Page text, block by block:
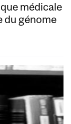
médicale
du génome